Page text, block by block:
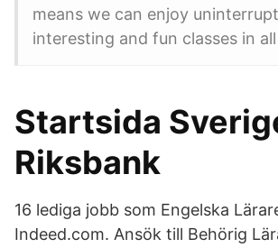
means we can enjoy
interesting and fun classes in
Startsida
Riksbank
16 lediga jobb som Engelska
Indeed.com. Ansök till Behörig